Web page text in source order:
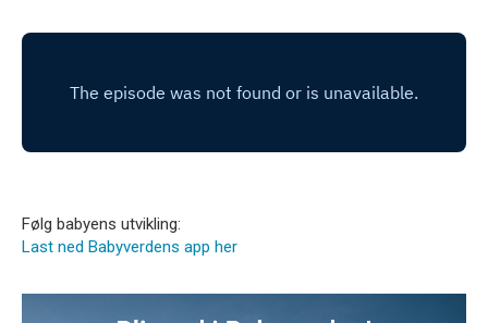
Følg babyens utvikling:
Last ned Babyverdens app her